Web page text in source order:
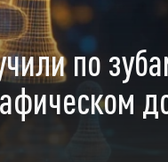
по